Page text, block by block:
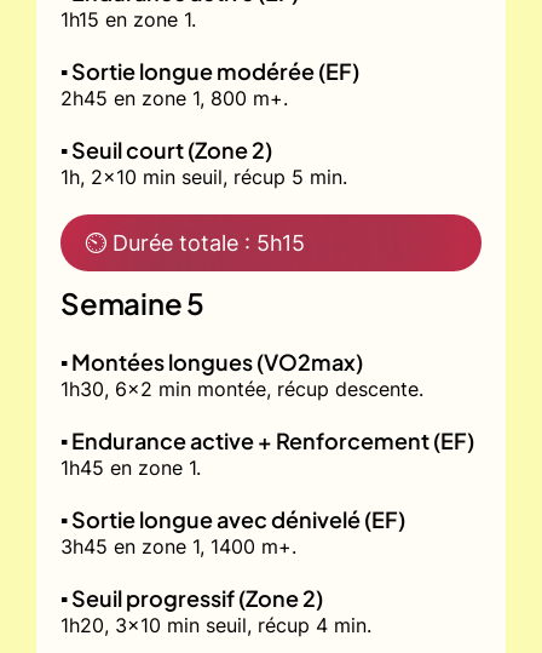
1h15 en zone 1.
▪️ Sortie longue modérée (EF)
2h45 en zone 1, 800 m+.
▪️ Seuil court (Zone 2)
1h, 2x10 min seuil, récup 5 min.
⏲ Durée totale : 5h15
Semaine 5
▪️ Montées longues (VO2max)
1h30, 6x2 min montée, récup descente.
▪️ Endurance active + Renforcement (EF)
1h45 en zone 1.
▪️ Sortie longue avec dénivelé (EF)
3h45 en zone 1, 1400 m+.
▪️ Seuil progressif (Zone 2)
1h20, 3x10 min seuil, récup 4 min.